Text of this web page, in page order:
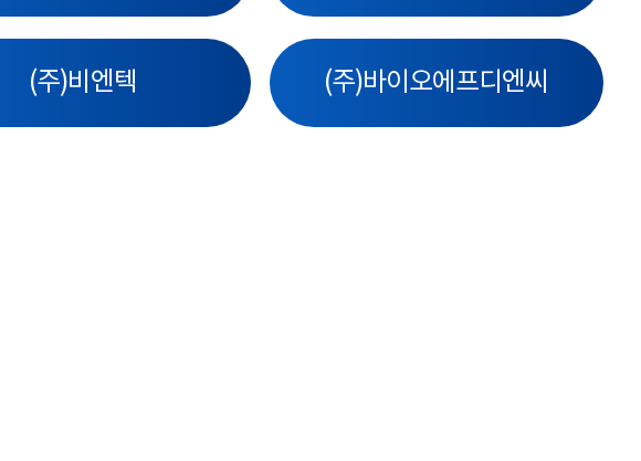
(주)비엔텍 (주)바이오에프디엔씨